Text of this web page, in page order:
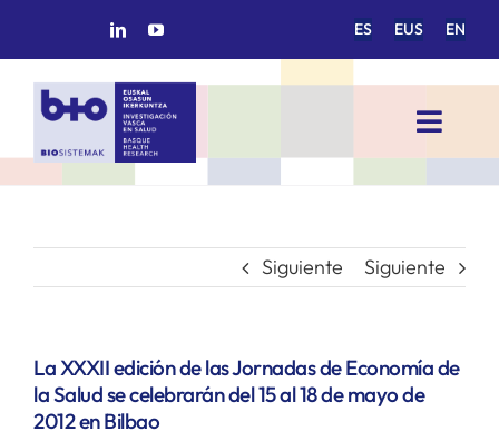
ES EUS EN
Toggle
INICIO
GRUPOS DE INVESTIGACIÓN
Siguiente Siguiente
La XXXII edición de las Jornadas de Economía de
la Salud se celebrarán del 15 al 18 de mayo de
2012 en Bilbao